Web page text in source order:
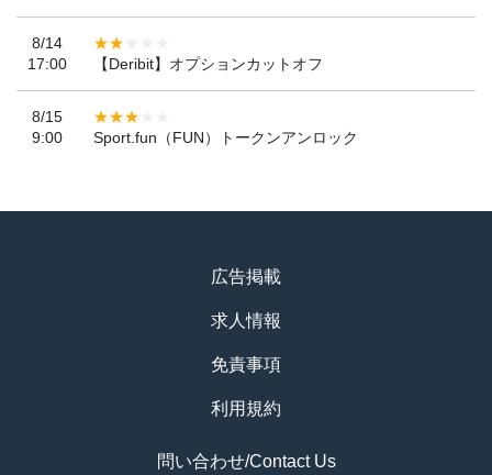
8/14
17:00
【Deribit】オプションカットオフ
8/15
9:00
Sport.fun（FUN）トークンアンロック
広告掲載
求人情報
免責事項
利用規約
問い合わせ/Contact Us